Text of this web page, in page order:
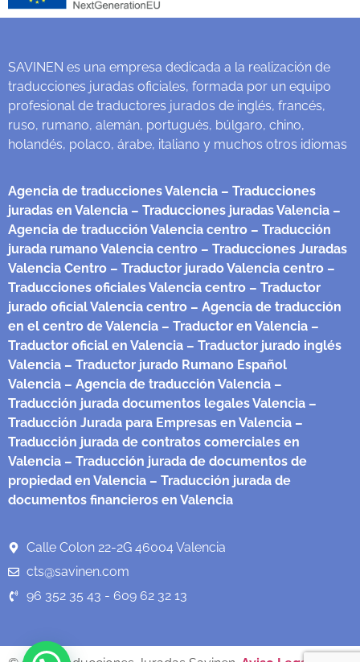
SAVINEN es una empresa dedicada a la realización de
traducciones juradas oficiales, formada por un equipo
profesional de traductores jurados de inglés, francés,
ruso, rumano, alemán, portugués, búlgaro, chino,
holandés, polaco, árabe, italiano y muchos otros idiomas
Agencia de traducciones Valencia – Traducciones
juradas en Valencia – Traducciones juradas Valencia –
Agencia de traducción Valencia centro – Traducción
jurada rumano Valencia centro – Traducciones Juradas
Valencia Centro – Traductor jurado Valencia centro –
Traducciones oficiales Valencia centro – Traductor
jurado oficial Valencia centro – Agencia de traducción
en el centro de Valencia – Traductor en Valencia –
Traductor oficial en Valencia – Traductor jurado inglés
Valencia – Traductor jurado Rumano Español
Valencia – Agencia de traducción Valencia –
Traducción jurada documentos legales Valencia –
Traducción Jurada para Empresas en Valencia –
Traducción jurada de contratos comerciales en
Valencia – Traducción jurada de documentos de
propiedad en Valencia – Traducción jurada de
documentos financieros en Valencia
Calle Colon 22-2G 46004 Valencia
cts@savinen.com
96 352 35 43 - 609 62 32 13